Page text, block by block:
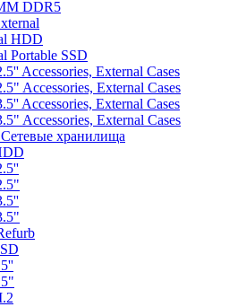
DDR5
HDD
Portable SSD
Accessories, External Cases
Accessories, External Cases
Accessories, External Cases
Accessories, External Cases
хранилища